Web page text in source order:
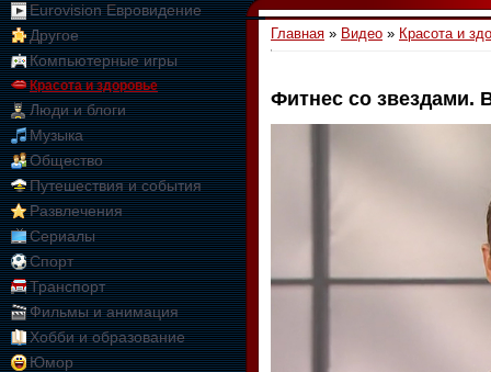
Eurovision Евровидение
Другое
Компьютерные игры
Красота и здоровье
Люди и блоги
Музыка
Общество
Путешествия и события
Развлечения
Сериалы
Спорт
Транспорт
Фильмы и анимация
Хобби и образование
Юмор
Главная » Видео » Красота и
Фитнес со звездами.